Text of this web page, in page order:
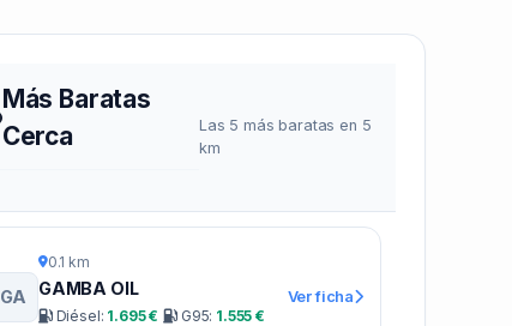
Más Baratas
Cerca
Las 5 más baratas en 5
km
GA
0.1 km
GAMBA OIL
Diésel: 1.695 € G95: 1.555 €
Ver ficha